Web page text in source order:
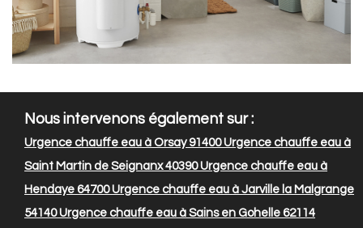
Nous intervenons également sur :
Urgence chauffe eau à Orsay 91400Urgence chauffe eau à
Saint Martin de Seignanx 40390Urgence chauffe eau à
Hendaye 64700Urgence chauffe eau à Jarville la Malgrange
54140Urgence chauffe eau à Sains en Gohelle 62114